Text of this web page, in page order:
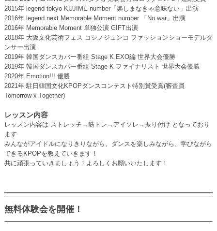
2015年 legend tokyo KUJIME number「楽しまなきゃ意味ない」出演
2016年 legend next Memorable Moment number 「No war」出演
2016年 Memorable Moment 単独公演 GIFT出演
2018年 大阪文化芸術フェス コシノジュンコ ファッションショーモデルダ
ンサー出演
2019年 韓国ダンスカバー番組 Stage K EXO編 世界大会優勝
2019年 韓国ダンスカバー番組 Stage K ファイナリスト 世界大会優勝
2020年 Emotion!!! 優勝
2021年 駐日韓国文化KPOPダンスコンテスト特別賞受賞(審査員
Tomorrow x Together)
レッスン内容
レッスン内容は ストレッチ→筋トレ→アイソレ→振り付け となっており
ます
みんながアイドルになりきりながら、ダンスを楽しみながら、学びながら
できるKPOPを教えていきます！
共に頑張っていきましょう！よろしくお願いいたします！
無料体験会を開催！